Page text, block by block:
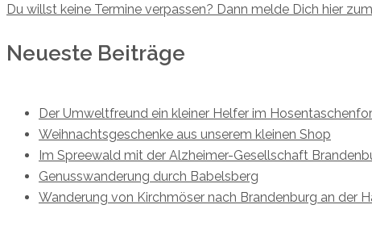
Du willst keine Termine verpassen? Dann melde Dich hier
Neueste Beiträge
Der Umweltfreund ein kleiner Helfer im
Weihnachtsgeschenke aus unserem kleinen Shop
Im Spreewald mit der Alzheimer-Gesellschaft
Genusswanderung durch Babelsberg
Wanderung von Kirchmöser nach Brandenburg an der